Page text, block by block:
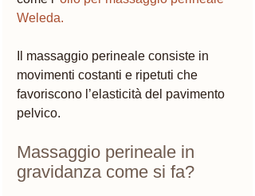
Weleda.
Il massaggio perineale consiste in
movimenti costanti e ripetuti che
favoriscono l’elasticità del pavimento
pelvico.
Massaggio perineale in
gravidanza come si fa?